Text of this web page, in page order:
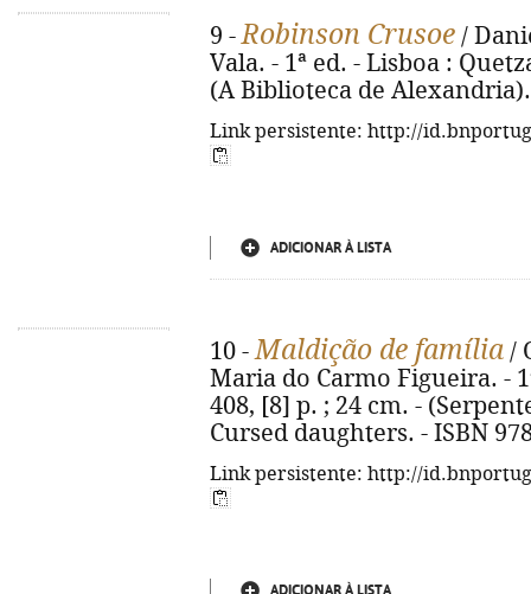
9 -Robinson Crusoe /
Vala. - 1ª ed. - Lisboa :
(A Biblioteca de Alexandria).
Link persistente: http://
ADICIONAR À LISTA
10 -Maldição de família /
Maria do Carmo Figueira. -
408, [8] p. ; 24 cm. -
Cursed daughters. - ISBN
Link persistente: http://
ADICIONAR À LISTA